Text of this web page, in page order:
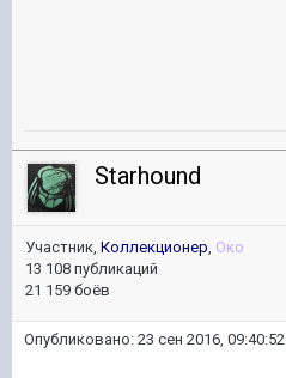
Starhound
Участник, Коллекционер, Око
13 108 публикаций
21 159 боёв
Опубликовано: 23 сен 2016, 09:40:52